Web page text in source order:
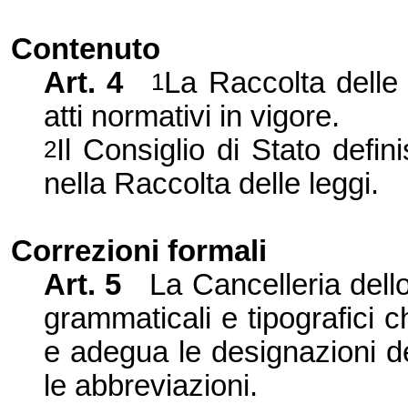
Contenuto
Art. 4
1La Raccoltadelle
atti normativi in vigore.
2Il Consiglio di Stato
nella Raccolta delle leggi.
Correzioni formali
Art. 5
La Cancelleria
grammaticali e tipografici
e adegua le designazioni
le abbreviazioni.